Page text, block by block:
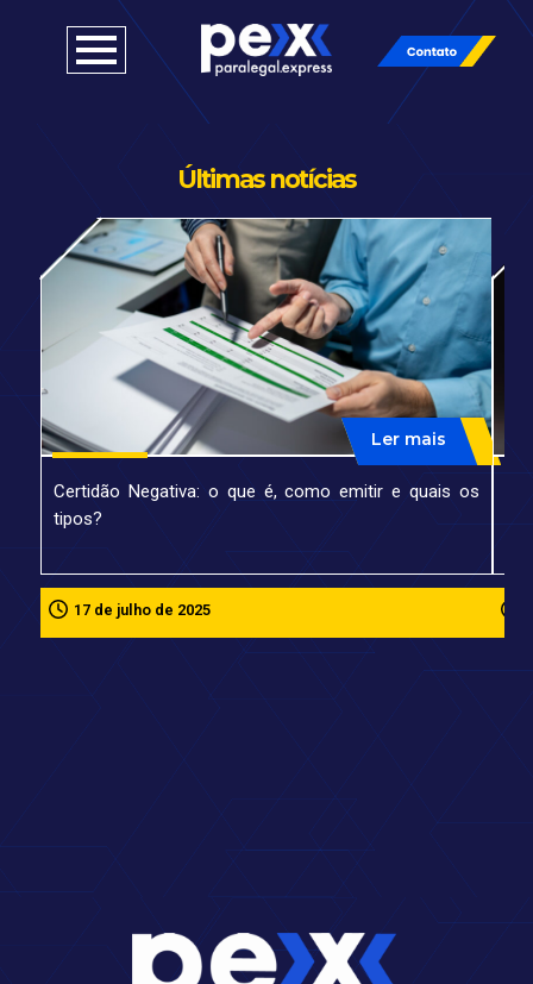
Últimas notícias
Ler mais
17 de julho de 2025
Certidão Negativa: o que é, como emitir e quais os
tipos?